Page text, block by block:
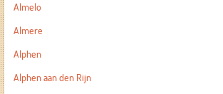
Almelo
Almere
Alphen
Alphen aan den Rijn